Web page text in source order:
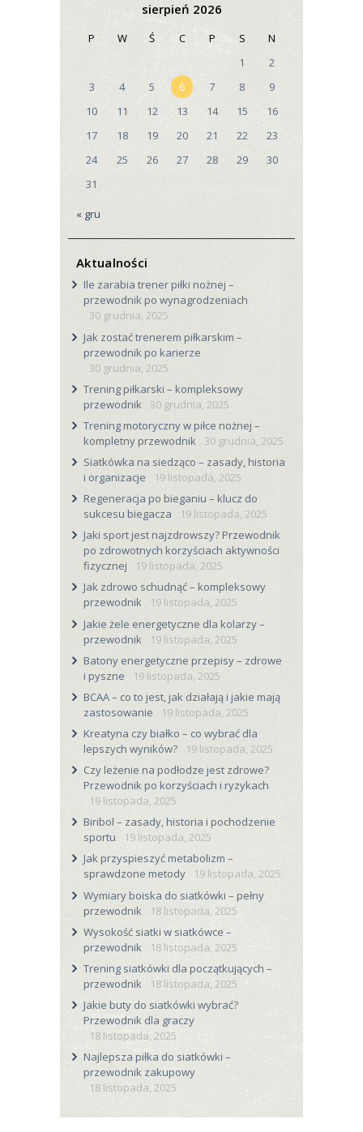
sierpień 2026
P W Ś C P S
N
1
2
3
4 5 6 7 8
9
10
11 12 13 14 15
16
17
18 19 20 21 22
23
24
25 26 27 28 29
30
31
« gru
Aktualności
Ile zarabia trener piłki nożnej –
przewodnik po wynagrodzeniach
30 grudnia, 2025
Jak zostać trenerem piłkarskim –
przewodnik po karierze
30 grudnia, 2025
Trening piłkarski – kompleksowy
przewodnik
30 grudnia, 2025
Trening motoryczny w piłce nożnej –
kompletny przewodnik 30 grudnia, 2025
Siatkówka na siedząco – zasady, historia
i organizacje
19 listopada, 2025
Regeneracja po bieganiu – klucz do
sukcesu biegacza
19 listopada, 2025
Jaki sport jest najzdrowszy? Przewodnik
po zdrowotnych korzyściach aktywności
fizycznej
19 listopada, 2025
Jak zdrowo schudnąć – kompleksowy
przewodnik
19 listopada, 2025
Jakie żele energetyczne dla kolarzy –
przewodnik
19 listopada, 2025
Batony energetyczne przepisy – zdrowe
i pyszne
19 listopada, 2025
BCAA – co to jest, jak działają i jakie mają
zastosowanie
19 listopada, 2025
Kreatyna czy białko – co wybrać dla
lepszych wyników?
19 listopada, 2025
Czy leżenie na podłodze jest zdrowe?
Przewodnik po korzyściach i ryzykach
19 listopada, 2025
Biribol – zasady, historia i pochodzenie
sportu
19 listopada, 2025
Jak przyspieszyć metabolizm –
sprawdzone metody
19 listopada, 2025
Wymiary boiska do siatkówki – pełny
przewodnik
18 listopada, 2025
Wysokość siatki w siatkówce –
przewodnik
18 listopada, 2025
Trening siatkówki dla początkujących –
przewodnik
18 listopada, 2025
Jakie buty do siatkówki wybrać?
Przewodnik dla graczy
18 listopada, 2025
Najlepsza piłka do siatkówki –
przewodnik zakupowy
18 listopada, 2025